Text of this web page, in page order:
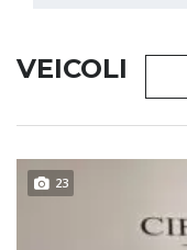
VEICOLI
23